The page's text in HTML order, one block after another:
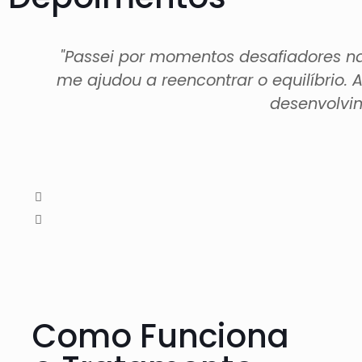
"Passei por momentos desafiadores
me ajudou a reencontrar o equilíbrio.
Como Funciona